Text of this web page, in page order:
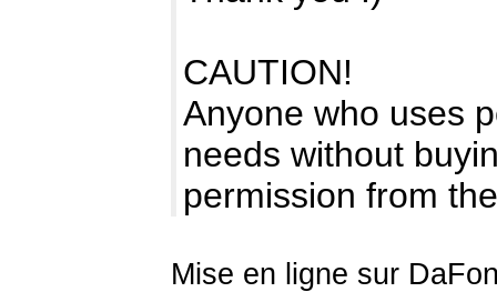
CAUTION!
Anyone who uses
needs without
permission from
Mise en ligne sur